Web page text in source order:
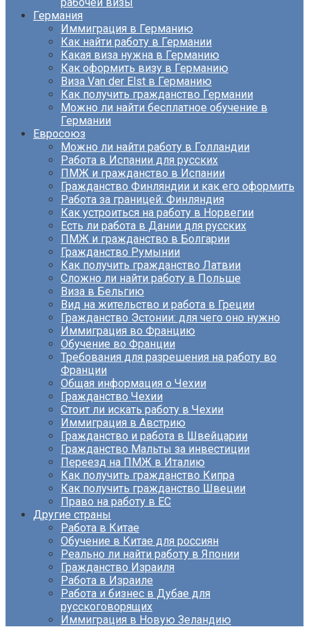
Германия
Иммиграция в Германию
Как найти работу в Германии
Какая виза нужна в Германию
Как оформить визу в Германию
Виза Van der Elst в Германию
Как получить гражданство Германии
Можно ли найти бесплатное обучение в
Германии
Евросоюз
Можно ли найти работу в Голландии
Работа в Испании для русских
ПМЖ и гражданство в Испании
Гражданство Финляндии и как его оформить
Работа за границей: Финляндия
Как устроиться на работу в Норвегии
Есть ли работа в Дании для русских
ПМЖ и гражданство в Болгарии
Гражданство Румынии
Как получить гражданство Латвии
Сложно ли найти работу в Польше
Виза в Бельгию
Вид на жительство и работа в Греции
Гражданство Эстонии: для чего оно нужно
Иммиграция во Францию
Обучение во Франции
Требования для разрешения на работу во
Франции
Общая информация о Чехии
Гражданство Чехии
Стоит ли искать работу в Чехии
Иммиграция в Австрию
Гражданство и работа в Швейцарии
Гражданство Мальты за инвестиции
Переезд на ПМЖ в Италию
Как получить гражданство Кипра
Как получить гражданство Швеции
Право на работу в ЕС
Другие страны
Работа в Китае
Обучение в Китае для россиян
Реально ли найти работу в Японии
Гражданство Израиля
Работа в Израиле
Работа и бизнес в Дубае для
русскоговорящих
Иммиграция в Новую Зеландию